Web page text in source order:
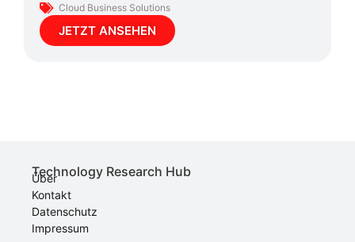
Cloud Business Solutions
JETZT ANSEHEN
Technology Research Hub
Über
Kontakt
Datenschutz
Impressum